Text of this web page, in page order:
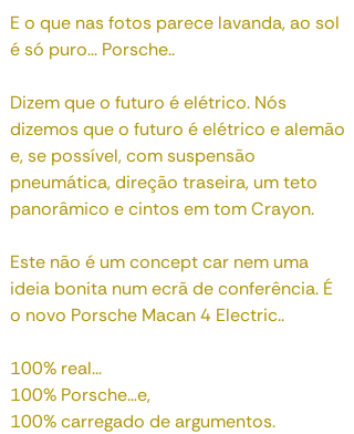
E o que nas fotos parece lavanda, ao sol
é só puro... Porsche..
Dizem que o futuro é elétrico. Nós
dizemos que o futuro é elétrico e alemão
e, se possível, com suspensão
pneumática, direção traseira, um teto
panorâmico e cintos em tom Crayon.
Este não é um concept car nem uma
ideia bonita num ecrã de conferência. É
o novo Porsche Macan 4 Electric..
100% real...
100% Porsche…e,
100% carregado de argumentos.